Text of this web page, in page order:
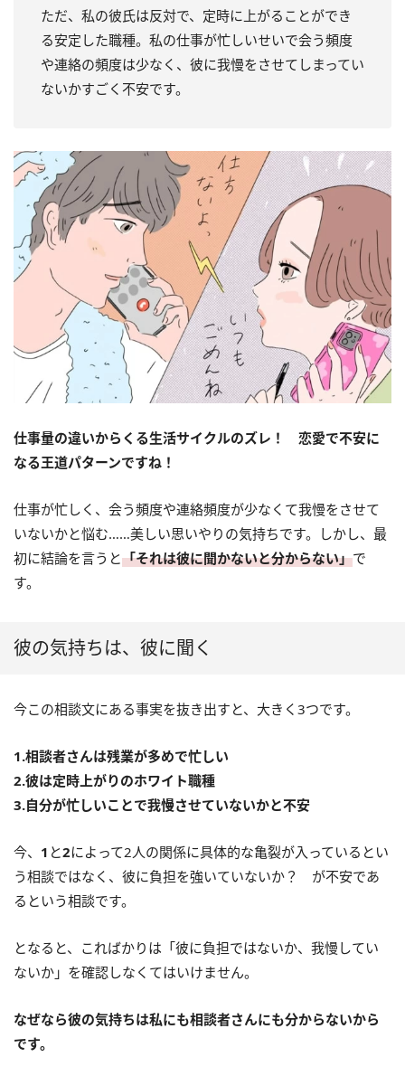
ただ、私の彼氏は反対で、定時に上がることができ
る安定した職種。私の仕事が忙しいせいで会う頻度
や連絡の頻度は少なく、彼に我慢をさせてしまってい
ないかすごく不安です。
仕事量の違いからくる生活サイクルのズレ！ 恋愛で不安に
なる王道パターンですね！
仕事が忙しく、会う頻度や連絡頻度が少なくて我慢をさせて
いないかと悩む……美しい思いやりの気持ちです。しかし、最
初に結論を言うと「それは彼に聞かないと分からない」で
す。
彼の気持ちは、彼に聞く
今この相談文にある事実を抜き出すと、大きく3つです。
1.相談者さんは残業が多めで忙しい
2.彼は定時上がりのホワイト職種
3.自分が忙しいことで我慢させていないかと不安
今、 1 と2によって2人の関係に具体的な亀裂が入っているとい
う相談ではなく、彼に負担を強いていないか？ が不安であ
るという相談です。
となると、こればかりは「彼に負担ではないか、我慢してい
ないか」を確認しなくてはいけません。
なぜなら彼の気持ちは私にも相談者さんにも分からないから
です。